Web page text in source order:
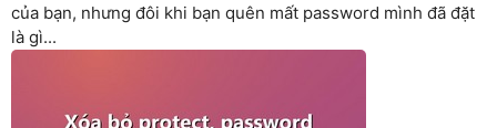
của bạn, nhưng đôi khi bạn quên mất password mình đã đặt
là gì...